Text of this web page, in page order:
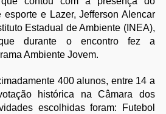
e Lazer, Jefferson Alencar
Estadual de Ambiente (INEA),
durante o encontro fez a
Ambiente Jovem.
400 alunos, entre 14 a
histórica na Câmara dos
escolhidas foram: Futebol